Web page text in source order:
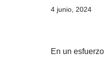
4 junio, 2024
En un